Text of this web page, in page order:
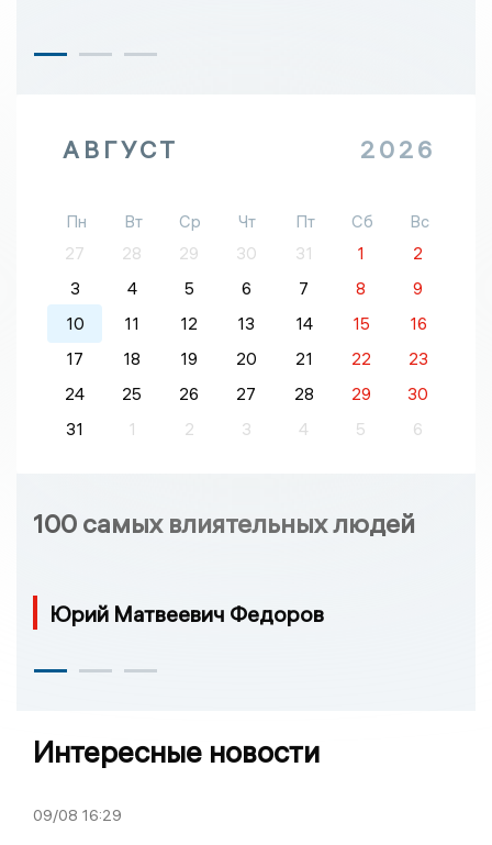
АВГУСТ 2026
Пн Вт Ср Чт Пт Сб
Вс
27
28 29 30 31 1
2
3
4 5 6 7 8
9
10
11 12 13 14 15
16
17
18 19 20 21 22
23
24
25 26 27 28 29
30
31
1 2 3 4 5 6
100 самых влиятельных людей
Юрий Матвеевич Федоров
Интересные новости
09/08 16:29